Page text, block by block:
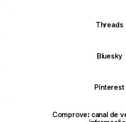
Threads
Bluesky
Pinterest
Comprove: canal de